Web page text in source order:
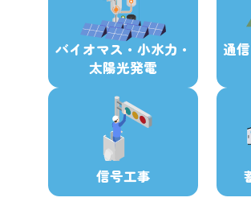
バイオマス・小水力・
太陽光発電
通
信号工事